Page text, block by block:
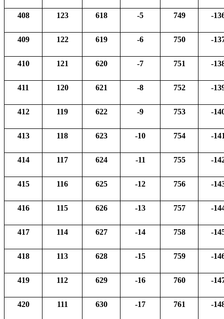
408 123 618 -5 749 -
409 122 619 -6 750 -
410 121 620 -7 751 -
411 120 621 -8 752 -
412 119 622 -9 753 -
413 118 623 -10 754 -
414 117 624 -11 755 -
415 116 625 -12 756 -
416 115 626 -13 757 -
417 114 627 -14 758 -
418 113 628 -15 759 -
419 112 629 -16 760 -
420 111 630 -17 761 -